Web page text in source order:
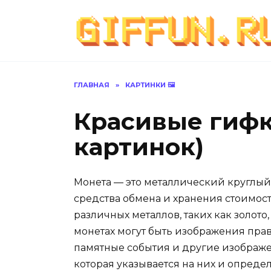
ГЛАВНАЯ » КАРТИНКИ 🖼
Красивые
картинок)
Монета — это металлический
средства обмена и хранения
различных металлов, таких как
монетах могут быть изображения
памятные события и другие
которая указывается на них и